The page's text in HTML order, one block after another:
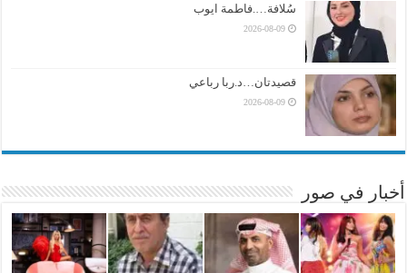
سُلافة….فاطمة ايوب
2026-08-09
قصيدتان…د.ربا رباعي
2026-08-09
أخبار في صور